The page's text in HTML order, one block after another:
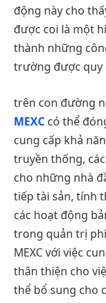
động này cho
được coi là một
thành những
trường được quy
trên con đường
MEXC có thể
cung cấp khả
truyền thống,
cho những nhà
tiếp tài sản, tính
các hoạt động
trong quản trị
MEXC với việc
thân thiện cho
thể bổ sung cho